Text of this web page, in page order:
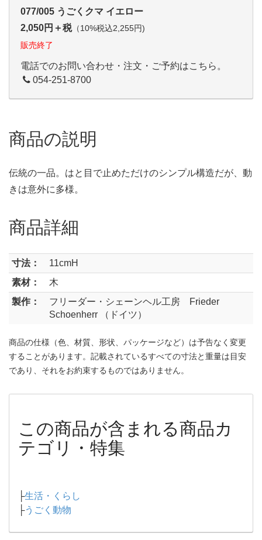
077/005 うごくクマ イエロー
2,050円＋税（10%税込2,255円)
販売終了
電話でのお問い合わせ・注文・ご予約はこちら。
054-251-8700
商品の説明
伝統の一品。はと目で止めただけのシンプル構造だが、動
きは意外に多様。
商品詳細
寸法：
11cmH
素材：
木
製作：
フリーダー・シェーンヘル工房 Frieder
Schoenherr （ドイツ）
商品の仕様（色、材質、形状、パッケージなど）は予告なく変更
することがあります。記載されているすべての寸法と重量は目安
であり、それをお約束するものではありません。
この商品が含まれる商品カ
テゴリ・特集
├生活・くらし
├うごく動物